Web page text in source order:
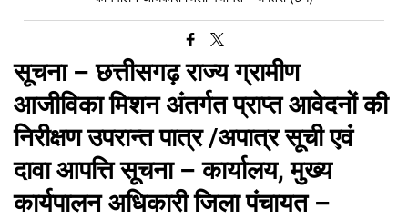
सूचना – छत्तीसगढ़ राज्य ग्रामीण
आजीविका मिशन अंतर्गत प्राप्त आवेदनों की
निरीक्षण उपरान्त पात्र /अपात्र सूची एवं
दावा आपत्ति सूचना – कार्यालय, मुख्य
कार्यपालन अधिकारी जिला पंचायत –